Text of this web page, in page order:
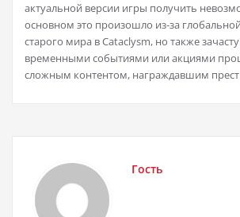
актуальной версии игры получить
основном это произошло из-за
старого мира в Cataclysm, но также
временными событиями или акциями
сложным контентом, награждавшим
Гость